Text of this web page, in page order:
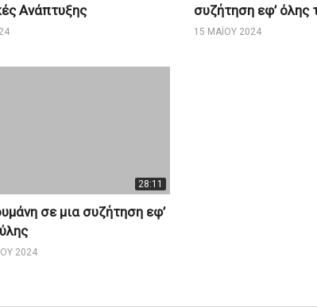
Ανάπτυξης
συζήτηση εφ’ όλης
15 ΜΑΪ́ΟΥ 2024
28:11
σε μια συζήτηση εφ’
2024